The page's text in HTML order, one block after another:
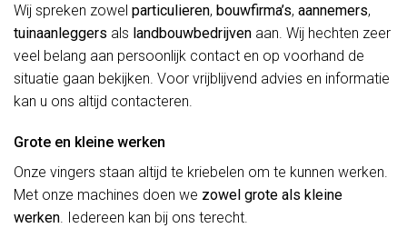
Wij spreken zowel particulieren, bouwfirma’s, aannemers,
tuinaanleggers als landbouwbedrijven aan. Wij hechten zeer
veel belang aan persoonlijk contact en op voorhand de
situatie gaan bekijken. Voor vrijblijvend advies en informatie
kan u ons altijd contacteren.
Grote en kleine werken
Onze vingers staan altijd te kriebelen om te kunnen werken.
Met onze machines doen we zowel grote als kleine
werken. Iedereen kan bij ons terecht.